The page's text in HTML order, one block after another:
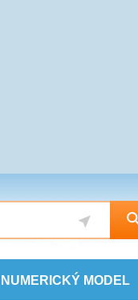
NUMERICKÝ MODEL